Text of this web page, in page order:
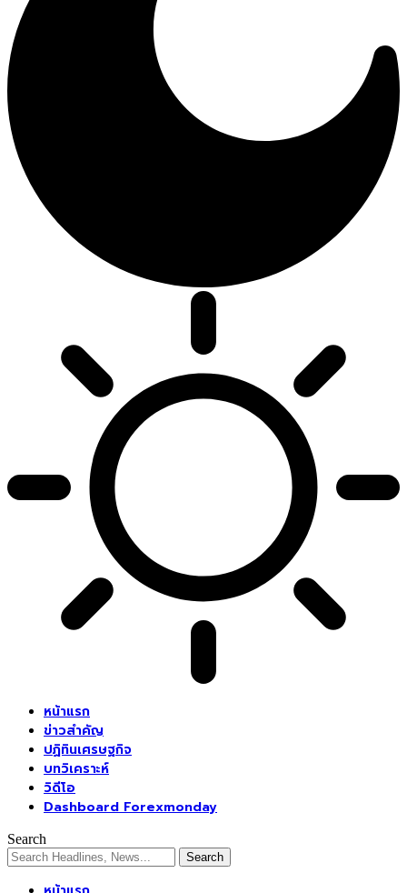
หน้าแรก
ข่าวสำคัญ
ปฏิทินเศรษฐกิจ
บทวิเคราะห์
วิดีโอ
Dashboard Forexmonday
Search